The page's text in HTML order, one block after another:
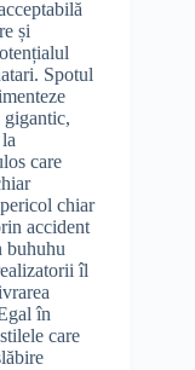
și
Spotul
care
chiar
accident
buhuhu
îl
în
care